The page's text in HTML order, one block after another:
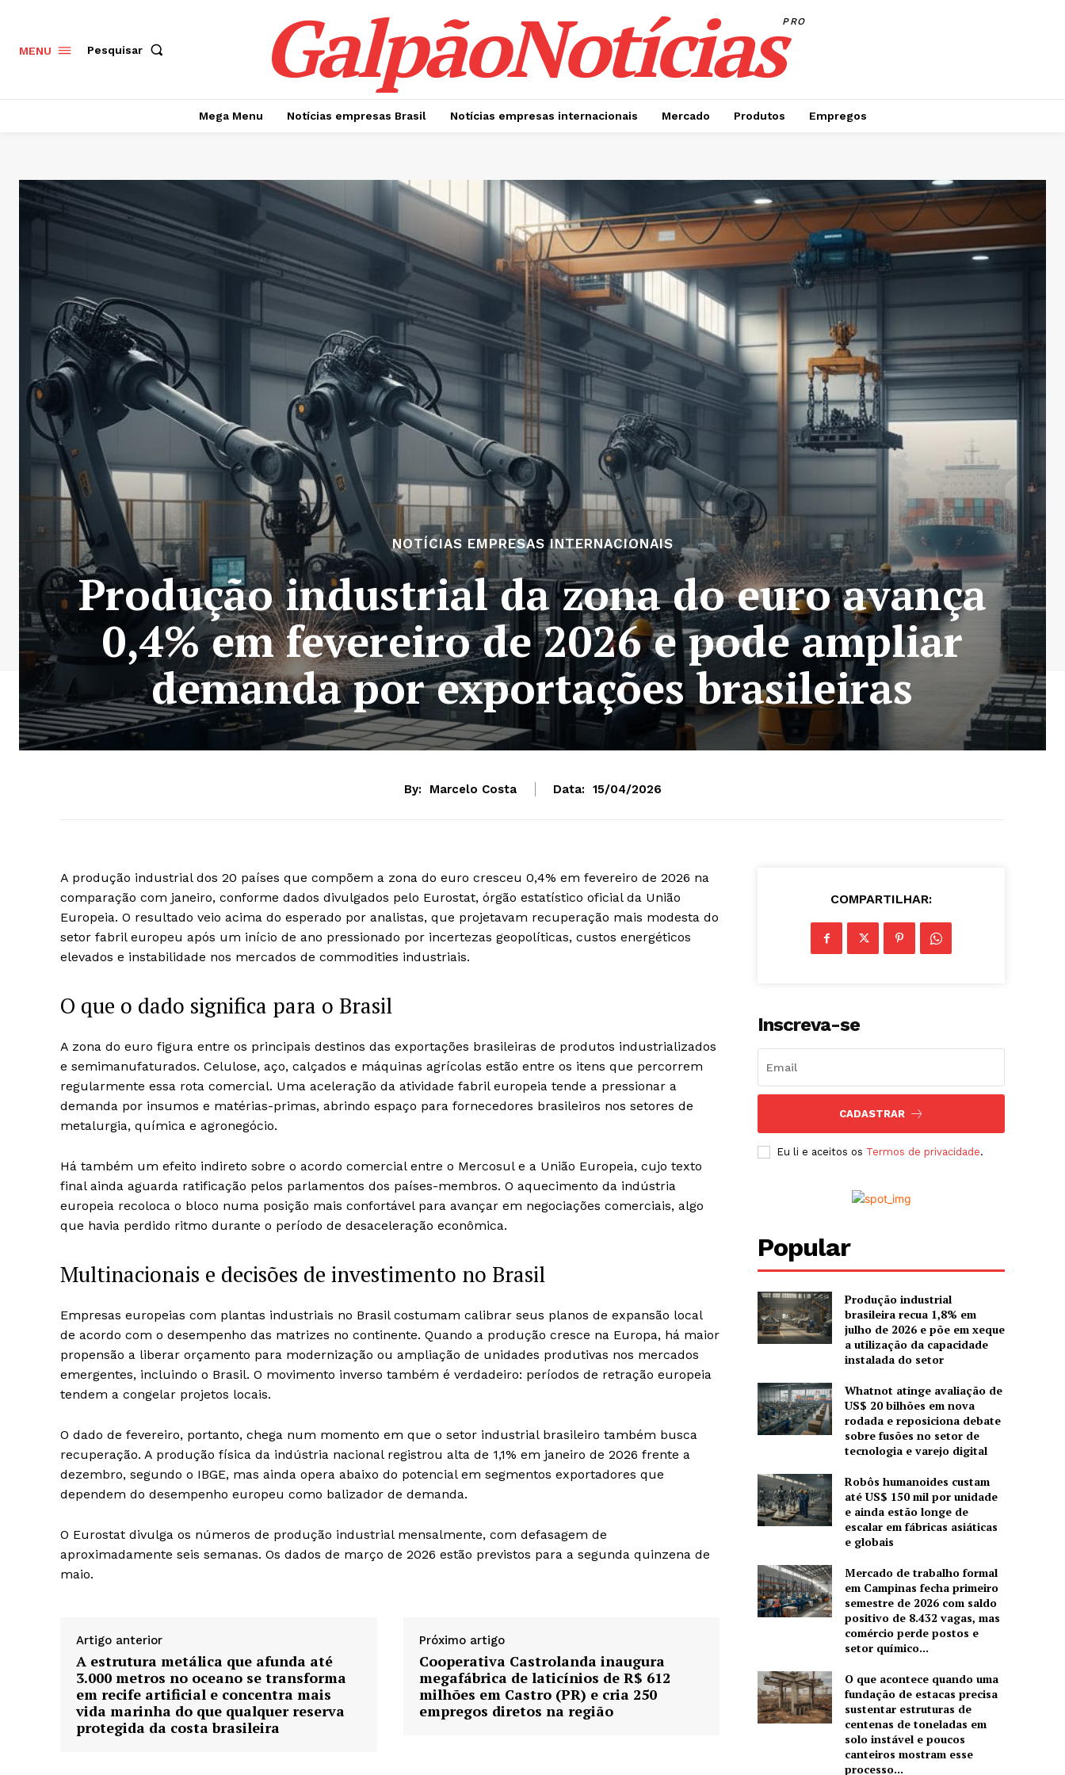
MENU Pesquisar GalpãoNotíciasPRO
Mega Menu Notícias empresas Brasil Notícias empresas internacionais Mercado Produtos Empregos
NOTÍCIAS EMPRESAS INTERNACIONAIS
Produção industrial da zona do euro avança
0,4% em fevereiro de 2026 e pode ampliar
demanda por exportações brasileiras
By: Marcelo Costa Data: 15/04/2026
A produção industrial dos 20 países que compõem a zona do euro cresceu 0,4% em fevereiro de 2026 na
comparação com janeiro, conforme dados divulgados pelo Eurostat, órgão estatístico oficial da União
Europeia. O resultado veio acima do esperado por analistas, que projetavam recuperação mais modesta do
setor fabril europeu após um início de ano pressionado por incertezas geopolíticas, custos energéticos
elevados e instabilidade nos mercados de commodities industriais.
O que o dado significa para o Brasil
A zona do euro figura entre os principais destinos das exportações brasileiras de produtos industrializados
e semimanufaturados. Celulose, aço, calçados e máquinas agrícolas estão entre os itens que percorrem
regularmente essa rota comercial. Uma aceleração da atividade fabril europeia tende a pressionar a
demanda por insumos e matérias-primas, abrindo espaço para fornecedores brasileiros nos setores de
metalurgia, química e agronegócio.
Há também um efeito indireto sobre o acordo comercial entre o Mercosul e a União Europeia, cujo texto
final ainda aguarda ratificação pelos parlamentos dos países-membros. O aquecimento da indústria
europeia recoloca o bloco numa posição mais confortável para avançar em negociações comerciais, algo
que havia perdido ritmo durante o período de desaceleração econômica.
Multinacionais e decisões de investimento no Brasil
Empresas europeias com plantas industriais no Brasil costumam calibrar seus planos de expansão local
de acordo com o desempenho das matrizes no continente. Quando a produção cresce na Europa, há maior
propensão a liberar orçamento para modernização ou ampliação de unidades produtivas nos mercados
emergentes, incluindo o Brasil. O movimento inverso também é verdadeiro: períodos de retração europeia
tendem a congelar projetos locais.
O dado de fevereiro, portanto, chega num momento em que o setor industrial brasileiro também busca
recuperação. A produção física da indústria nacional registrou alta de 1,1% em janeiro de 2026 frente a
dezembro, segundo o IBGE, mas ainda opera abaixo do potencial em segmentos exportadores que
dependem do desempenho europeu como balizador de demanda.
O Eurostat divulga os números de produção industrial mensalmente, com defasagem de
aproximadamente seis semanas. Os dados de março de 2026 estão previstos para a segunda quinzena de
maio.
Artigo anterior
A estrutura metálica que afunda até
3.000 metros no oceano se transforma
em recife artificial e concentra mais
vida marinha do que qualquer reserva
protegida da costa brasileira
Próximo artigo
Cooperativa Castrolanda inaugura
megafábrica de laticínios de R$ 612
milhões em Castro (PR) e cria 250
empregos diretos na região
COMPARTILHAR:
Inscreva-se
CADASTRAR
Eu li e aceitos os Termos de privacidade.
Popular
Produção industrial
brasileira recua 1,8% em
julho de 2026 e põe em xeque
a utilização da capacidade
instalada do setor
Whatnot atinge avaliação de
US$ 20 bilhões em nova
rodada e reposiciona debate
sobre fusões no setor de
tecnologia e varejo digital
Robôs humanoides custam
até US$ 150 mil por unidade
e ainda estão longe de
escalar em fábricas asiáticas
e globais
Mercado de trabalho formal
em Campinas fecha primeiro
semestre de 2026 com saldo
positivo de 8.432 vagas, mas
comércio perde postos e
setor químico...
O que acontece quando uma
fundação de estacas precisa
sustentar estruturas de
centenas de toneladas em
solo instável e poucos
canteiros mostram esse
processo...